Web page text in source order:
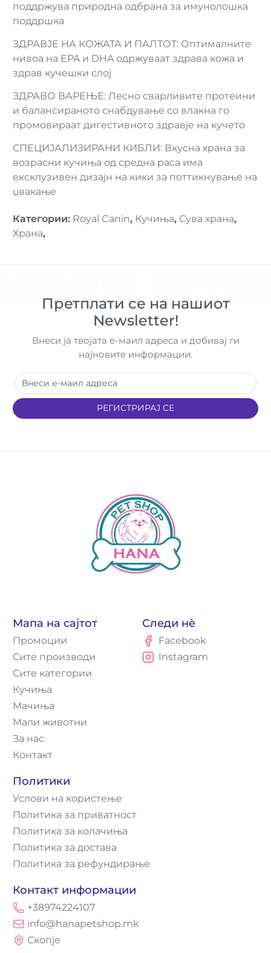
поддржува природна одбрана за имунолошка
поддршка
ЗДРАВЈЕ НА КОЖАТА И ПАЛТОТ: ​​Оптималните
нивоа на EPA и DHA одржуваат здрава кожа и
здрав кучешки слој
ЗДРАВО ВАРЕЊЕ: Лесно сварливите протеини
и балансираното снабдување со влакна го
промовираат дигестивното здравје на кучето
СПЕЦИЈАЛИЗИРАНИ КИБЛИ: Вкусна храна за
возрасни кучиња од средна раса има
ексклузивен дизајн на кики за поттикнување на
џвакање
Категории: Royal Canin, Кучиња, Сува храна,
Храна,
Претплати се на нашиот
Newsletter!
Внеси ја твојата е-маил адреса и добивај ги
најновите информации.
РЕГИСТРИРАЈ СЕ
Мапа на сајтот
Промоции
Сите производи
Сите категории
Кучиња
Мачиња
Мали животни
За нас
Контакт
Политики
Услови на користење
Политика за приватност
Политика за колачиња
Политика за достава
Политика за рефундирање
Контакт информации
+38974224107
info@hanapetshop.mk
Скопје
Следи нè
Facebook
Instagram